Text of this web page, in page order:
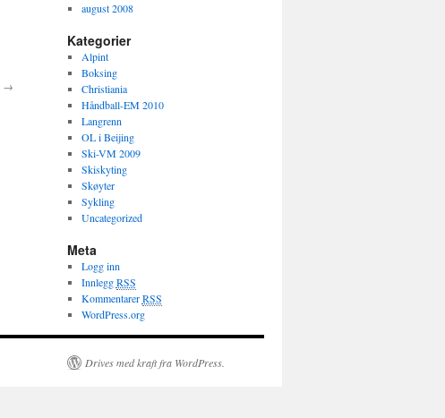
→
august 2008
Kategorier
Alpint
Boksing
Christiania
Håndball-EM 2010
Langrenn
OL i Beijing
Ski-VM 2009
Skiskyting
Skøyter
Sykling
Uncategorized
Meta
Logg inn
InnleggRSS
KommentarerRSS
WordPress.org
Drives med kraft fra WordPress.